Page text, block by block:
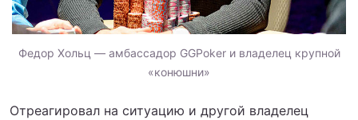
Федор Хольц — амбассадор GGPoker и владелец крупной
«конюшни»
Отреагировал на ситуацию и другой владелец